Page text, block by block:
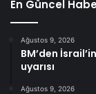
En Güncel
Ağustos 9, 2026
BM’den
uyarısı
Ağustos 9, 2026